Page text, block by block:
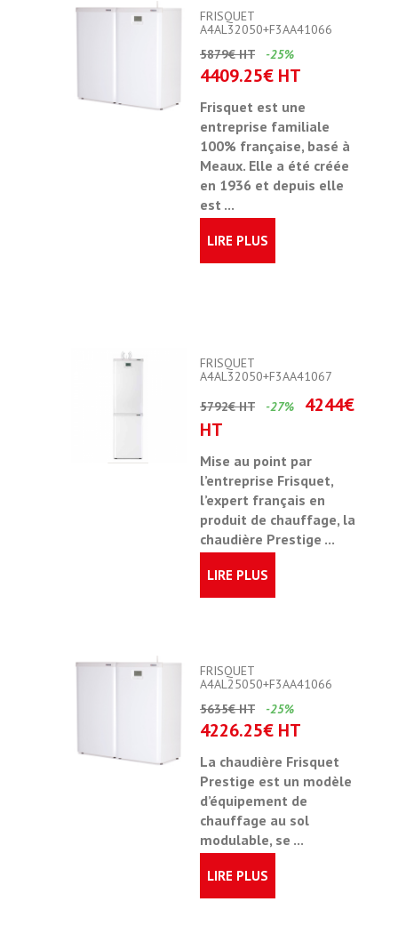
FRISQUET
A4AL32050+F3AA41066
5879€ HT
-25%
4409.25€ HT
Frisquet est une
entreprise familiale
100% française, basé à
Meaux. Elle a été créée
en 1936 et depuis elle
est ...
LIRE PLUS
FRISQUET
A4AL32050+F3AA41067
5792€ HT
-27%
4244€
HT
Mise au point par
l’entreprise Frisquet,
l’expert français en
produit de chauffage, la
chaudière Prestige ...
LIRE PLUS
FRISQUET
A4AL25050+F3AA41066
5635€ HT
-25%
4226.25€ HT
La chaudière Frisquet
Prestige est un modèle
d’équipement de
chauffage au sol
modulable, se ...
LIRE PLUS